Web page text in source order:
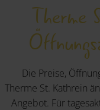
Therme
Die Preise,
Therme St. Kathrein
Angebot. Für